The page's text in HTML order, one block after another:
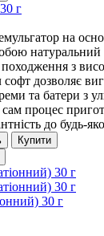
г
на
натуральний
з
софт дозволяє
та батери з
процес
до будь-
Купити
30 г